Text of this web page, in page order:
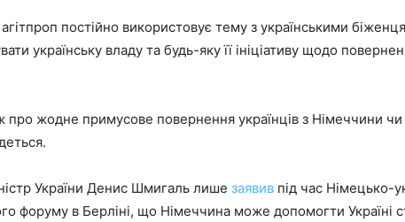
постійно використовує тему з українськими
українську владу та будь-яку її ініціативу щодо
про жодне примусове повернення українців з Німеччини чи
України Денис Шмигаль лише заявив під час Німецько-
форуму в Берліні, що Німеччина може допомогти Україні